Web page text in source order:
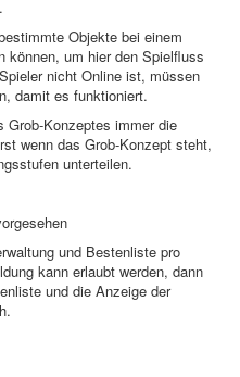
Objekte bei einem
können, um hier den Spielfluss
nicht Online ist, müssen
damit es funktioniert.
Grob-Konzeptes immer die
wenn das Grob-Konzept steht,
unterteilen.
und Bestenliste pro
kann erlaubt werden, dann
und die Anzeige der